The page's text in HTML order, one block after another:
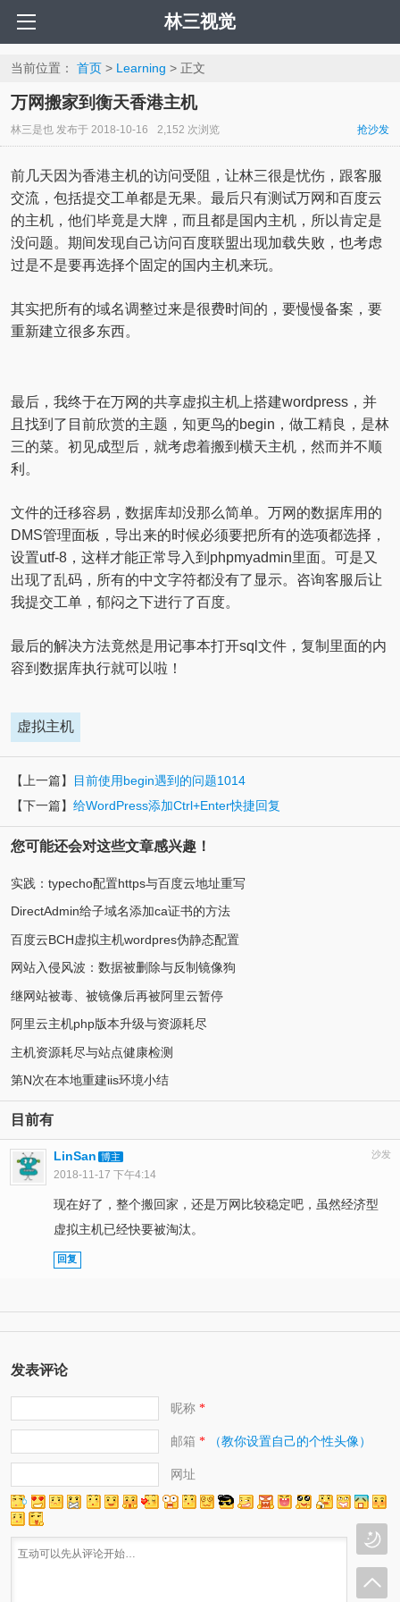
林三视觉
当前位置： 首页> Learning > 正文
万网搬家到衡天香港主机
林三是也发布于 2018-10-16 2,152 次浏览 抢沙发
前几天因为香港主机的访问受阻，让林三很是忧伤，跟客服
交流，包括提交工单都是无果。最后只有测试万网和百度云
的主机，他们毕竟是大牌，而且都是国内主机，所以肯定是
没问题。期间发现自己访问百度联盟出现加载失败，也考虑
过是不是要再选择个固定的国内主机来玩。
其实把所有的域名调整过来是很费时间的，要慢慢备案，要
重新建立很多东西。
最后，我终于在万网的共享虚拟主机上搭建wordpress，并
且找到了目前欣赏的主题，知更鸟的begin，做工精良，是林
三的菜。初见成型后，就考虑着搬到横天主机，然而并不顺
利。
文件的迁移容易，数据库却没那么简单。万网的数据库用的
DMS管理面板，导出来的时候必须要把所有的选项都选择，
设置utf-8，这样才能正常导入到phpmyadmin里面。可是又
出现了乱码，所有的中文字符都没有了显示。咨询客服后让
我提交工单，郁闷之下进行了百度。
最后的解决方法竟然是用记事本打开sql文件，复制里面的内
容到数据库执行就可以啦！
虚拟主机
【上一篇】
目前使用begin遇到的问题1014
【下一篇】 给WordPress添加Ctrl+Enter快捷回复
您可能还会对这些文章感兴趣！
实践：typecho配置https与百度云地址重写
DirectAdmin给子域名添加ca证书的方法
百度云BCH虚拟主机wordpres伪静态配置
网站入侵风波：数据被删除与反制镜像狗
继网站被毒、被镜像后再被阿里云暂停
阿里云主机php版本升级与资源耗尽
主机资源耗尽与站点健康检测
第N次在本地重建iis环境小结
目前有
沙发
LinSan 博主
2018-11-17 下午4:14
现在好了，整个搬回家，还是万网比较稳定吧，虽然经济型
虚拟主机已经快要被淘汰。
回复
发表评论
昵称*
邮箱 * （教你设置自己的个性头像）
网址